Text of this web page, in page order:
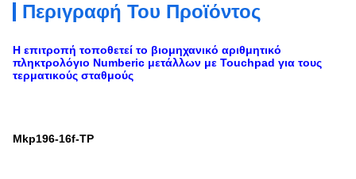
Περιγραφή Του Προϊόντος
Η επιτροπή τοποθετεί το βιομηχανικό αριθμητικό
πληκτρολόγιο Numberic μετάλλων με Touchpad για τους
τερματικούς σταθμούς
Mkp196-16f-TP